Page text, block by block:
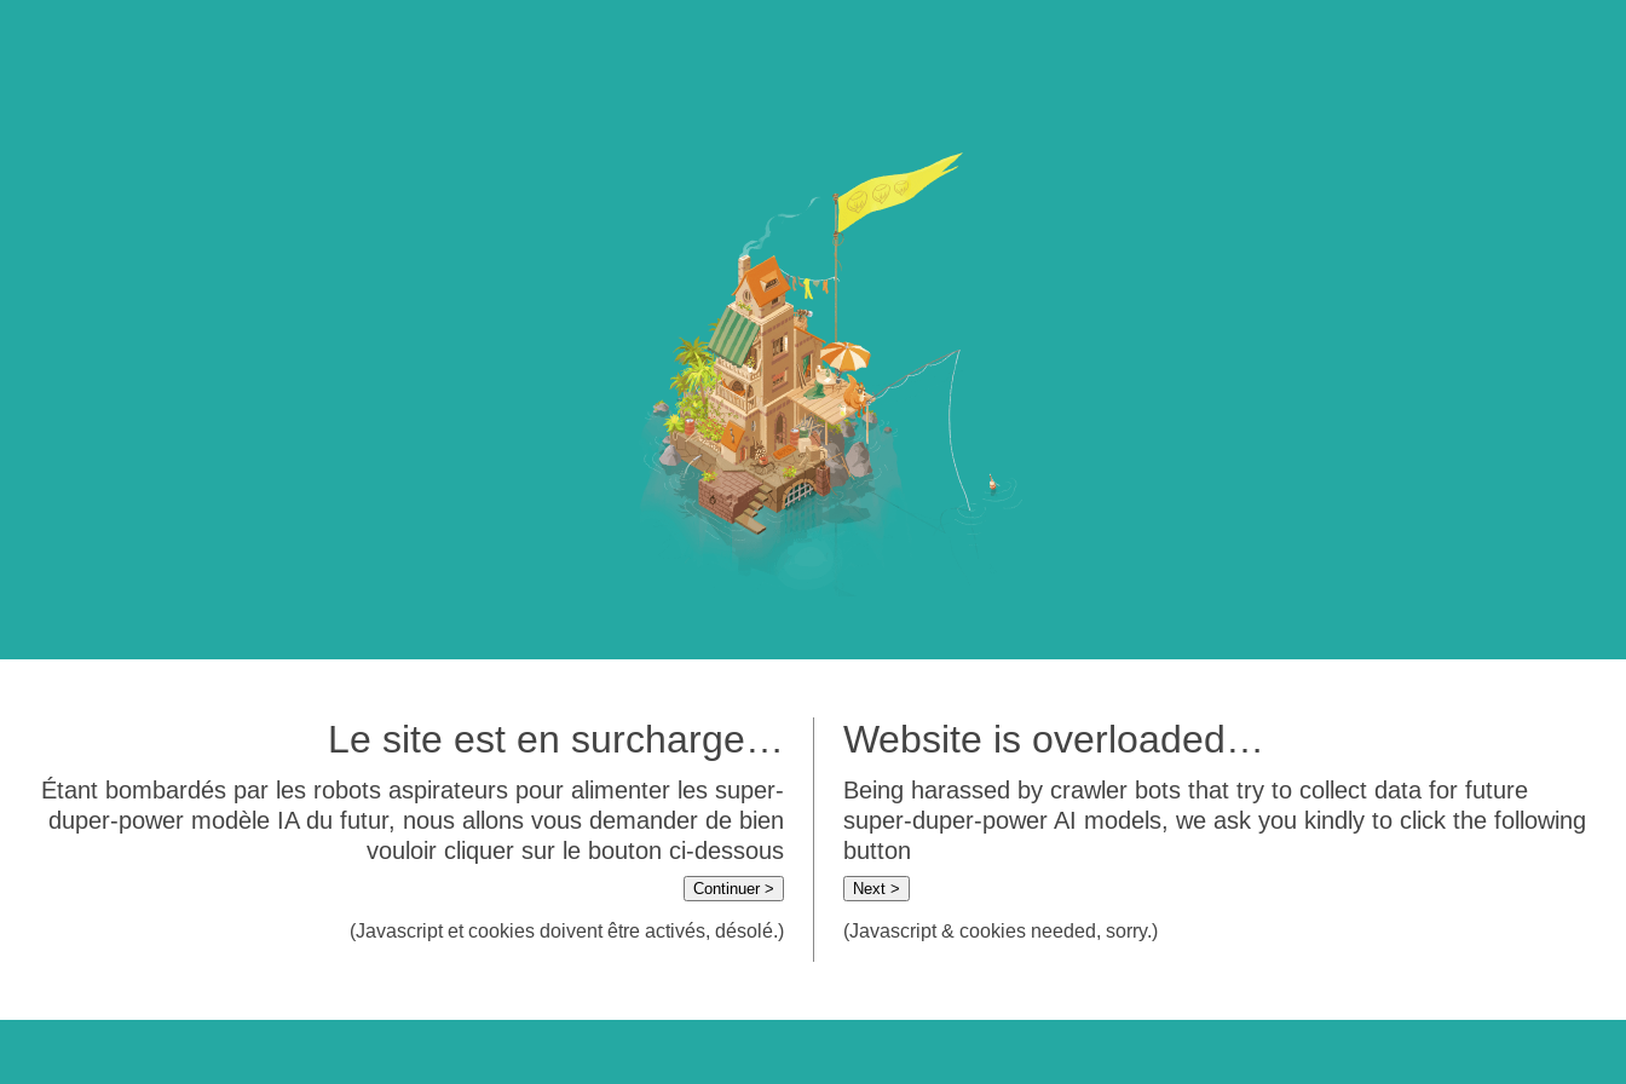
Le site est en surcharge…
Étant bombardés par les robots aspirateurs pour alimenter les super-
duper-power modèle IA du futur, nous allons vous demander de bien
vouloir cliquer sur le bouton ci-dessous
Continuer >
(Javascript et cookies doivent être activés, désolé.)
Website is overloaded…
Being harassed by crawler bots that try to collect data for future
super-duper-power AI models, we ask you kindly to click the following
button
Next >
(Javascript & cookies needed, sorry.)